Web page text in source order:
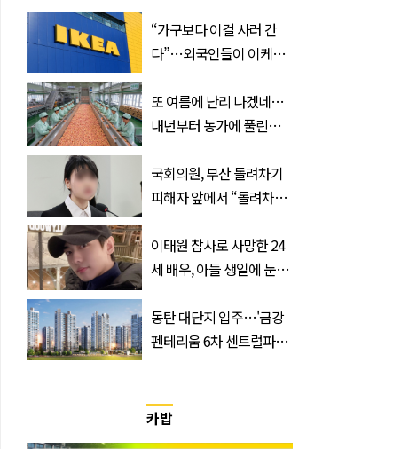
“가구보다 이걸 사러 간
다”…외국인들이 이케아
식 3종
또 여름에 난리 나겠네…
내년부터 농가에 풀린다는
국회의원, 부산 돌려차기
피해자 앞에서 “돌려차기
이태원 참사로 사망한 24
세 배우, 아들 생일에 눈물
동탄 대단지 입주…'금강
펜테리움 6차 센트럴파크'
카밥